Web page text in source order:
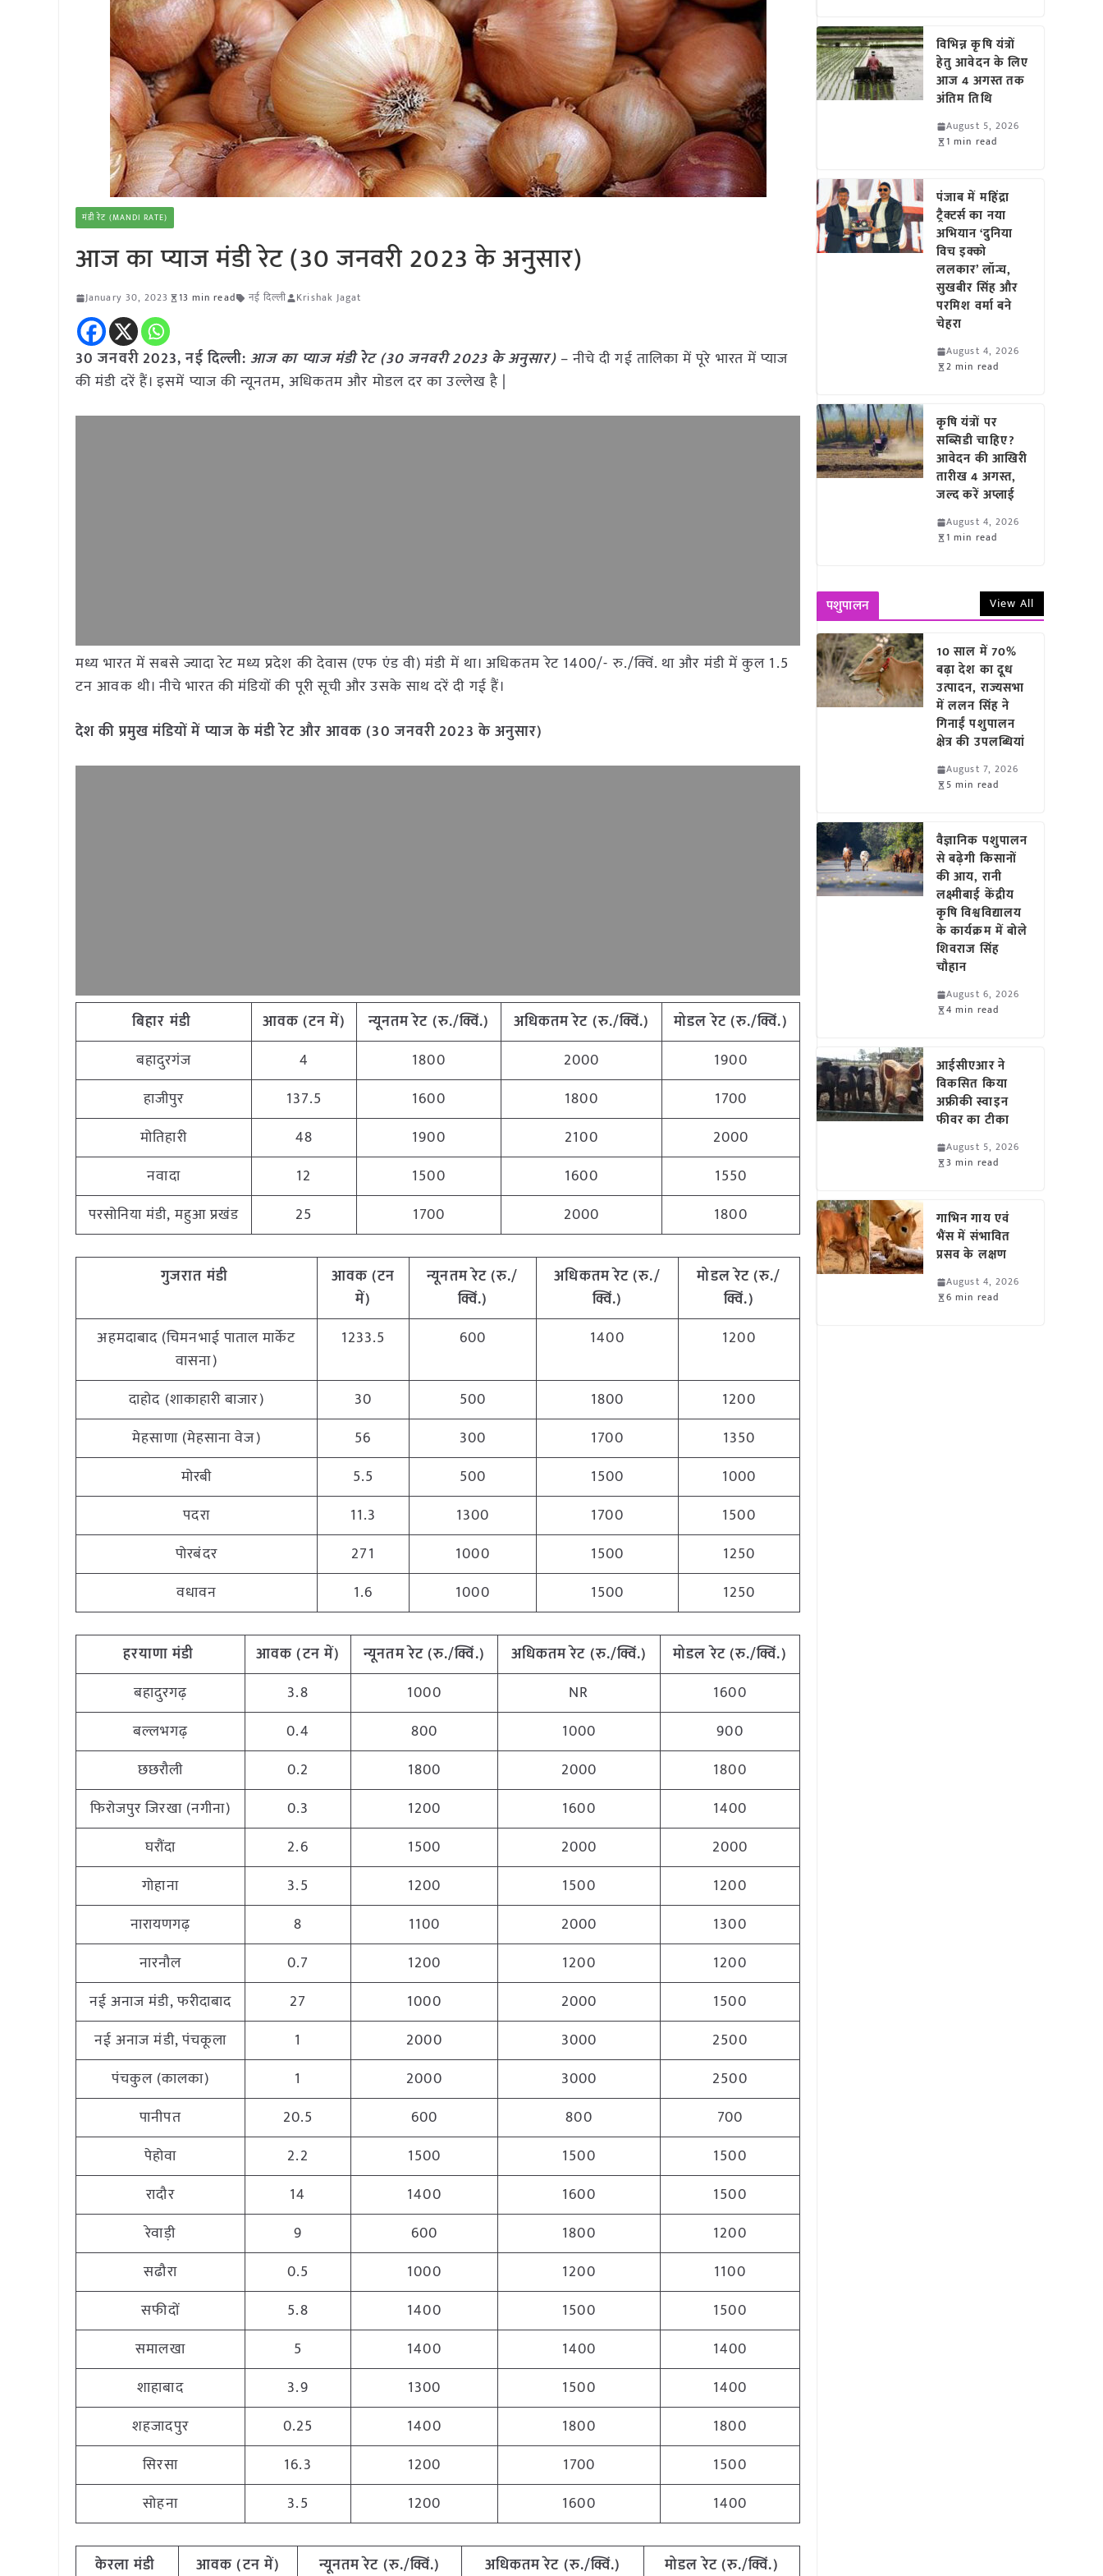
मंडी रेट (MANDI RATE)
आज का प्याज मंडी रेट (30 जनवरी 2023 के अनुसार)
January 30, 2023 13 min read नई दिल्ली Krishak Jagat
30 जनवरी 2023, नई दिल्ली: आज का प्याज मंडी रेट (30 जनवरी 2023 के अनुसार)– नीचे दी गई तालिका में पूरे भारत में प्याज
की मंडी दरें हैं। इसमें प्याज की न्यूनतम, अधिकतम और मोडल दर का उल्लेख है |
मध्य भारत में सबसे ज्यादा रेट मध्य प्रदेश की देवास (एफ एंड वी) मंडी में था। अधिकतम रेट 1400/- रु./क्विं. था और मंडी में कुल 1.5
टन आवक थी। नीचे भारत की मंडियों की पूरी सूची और उसके साथ दरें दी गई हैं।
देश की प्रमुख मंडियों में प्याजके मंडी रेट और आवक (30 जनवरी 2023 के अनुसार)
बिहार मंडी आवक (टन में) न्यूनतम रेट (रु./क्विं.) अधिकतम रेट (रु./क्विं.)
मोडल रेट (रु./क्विं.)
बहादुरगंज
4 1800 2000
1900
हाजीपुर
137.5 1600 1800
1700
मोतिहारी
48 1900 2100
2000
नवादा
12 1500 1600
1550
परसोनिया मंडी, महुआ प्रखंड
25 1700 2000 1800
गुजरात मंडी
आवक (टन
में)
न्यूनतम रेट (रु./
क्विं.)
अधिकतम रेट (रु./
क्विं.)
मोडल रेट (रु./
क्विं.)
अहमदाबाद (चिमनभाई पाताल मार्केट
वासना)
1233.5 600 1400 1200
दाहोद (शाकाहारी बाजार) 30 500 1800
1200
मेहसाणा (मेहसाना वेज)
56 300 1700
1350
मोरबी
5.5 500 1500
1000
पदरा
11.3 1300 1700
1500
पोरबंदर
271 1000 1500
1250
वधावन
1.6 1000 1500 1250
हरयाणा मंडी आवक (टन में) न्यूनतम रेट (रु./क्विं.) अधिकतम रेट (रु./क्विं.)
मोडल रेट (रु./क्विं.)
बहादुरगढ़
3.8 1000 NR
1600
बल्लभगढ़
0.4 800 1000
900
छछरौली
0.2 1800 2000
1800
फिरोजपुर जिरखा (नगीना)
0.3 1200 1600
1400
घरौंदा
2.6 1500 2000
2000
गोहाना
3.5 1200 1500
1200
नारायणगढ़
8 1100 2000
1300
नारनौल
0.7 1200 1200
1200
नई अनाज मंडी, फरीदाबाद
27 1000 2000
1500
नई अनाज मंडी, पंचकूला
1 2000 3000
2500
पंचकुल (कालका)
1 2000 3000
2500
पानीपत
20.5 600 800
700
पेहोवा
2.2 1500 1500
1500
रादौर
14 1400 1600
1500
रेवाड़ी
9 600 1800
1200
सढौरा
0.5 1000 1200
1100
सफीदों
5.8 1400 1500
1500
समालखा
5 1400 1400
1400
शाहाबाद
3.9 1300 1500
1400
शहजादपुर
0.25 1400 1800
1800
सिरसा
16.3 1200 1700
1500
सोहना
3.5 1200 1600 1400
केरला मंडी आवक (टन में) न्यूनतम रेट (रु./क्विं.) अधिकतम रेट (रु./क्विं.) मोडल रेट (रु./क्विं.)
विभिन्न कृषि यंत्रों
हेतु आवेदन के लिए
आज 4 अगस्त तक
अंतिम तिथि
August 5, 2026
1 min read
पंजाब में महिंद्रा
ट्रैक्टर्स का नया
अभियान ‘दुनिया
विच इक्को
ललकार’ लॉन्च,
सुखबीर सिंह और
परमिश वर्मा बने
चेहरा
August 4, 2026
2 min read
कृषि यंत्रों पर
सब्सिडी चाहिए?
आवेदन की आखिरी
तारीख 4 अगस्त,
जल्द करें अप्लाई
August 4, 2026
1 min read
पशुपालन View All
10 साल में 70%
बढ़ा देश का दूध
उत्पादन, राज्यसभा
में ललन सिंह ने
गिनाईं पशुपालन
क्षेत्र की उपलब्धियां
August 7, 2026
5 min read
वैज्ञानिक पशुपालन
से बढ़ेगी किसानों
की आय, रानी
लक्ष्मीबाई केंद्रीय
कृषि विश्वविद्यालय
के कार्यक्रम में बोले
शिवराज सिंह
चौहान
August 6, 2026
4 min read
आईसीएआर ने
विकसित किया
अफ्रीकी स्वाइन
फीवर का टीका
August 5, 2026
3 min read
गाभिन गाय एवं
भैंस में संभावित
प्रसव के लक्षण
August 4, 2026
6 min read